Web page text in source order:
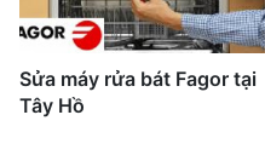
Sửa máy rửa bát Fagor tại
Tây Hồ